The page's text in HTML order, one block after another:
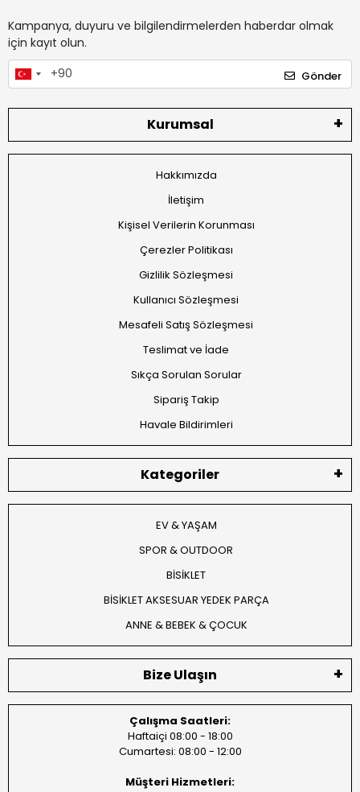
Kampanya, duyuru ve bilgilendirmelerden haberdar olmak
için kayıt olun.
Gönder
Kurumsal
Hakkımızda
İletişim
Kişisel Verilerin Korunması
Çerezler Politikası
Gizlilik Sözleşmesi
Kullanıcı Sözleşmesi
Mesafeli Satış Sözleşmesi
Teslimat ve İade
Sıkça Sorulan Sorular
Sipariş Takip
Havale Bildirimleri
Kategoriler
EV & YAŞAM
SPOR & OUTDOOR
BİSİKLET
BİSİKLET AKSESUAR YEDEK PARÇA
ANNE & BEBEK & ÇOCUK
Bize Ulaşın
Çalışma Saatleri:
Haftaiçi 08:00 - 18:00
Cumartesi: 08:00 - 12:00
Müşteri Hizmetleri: